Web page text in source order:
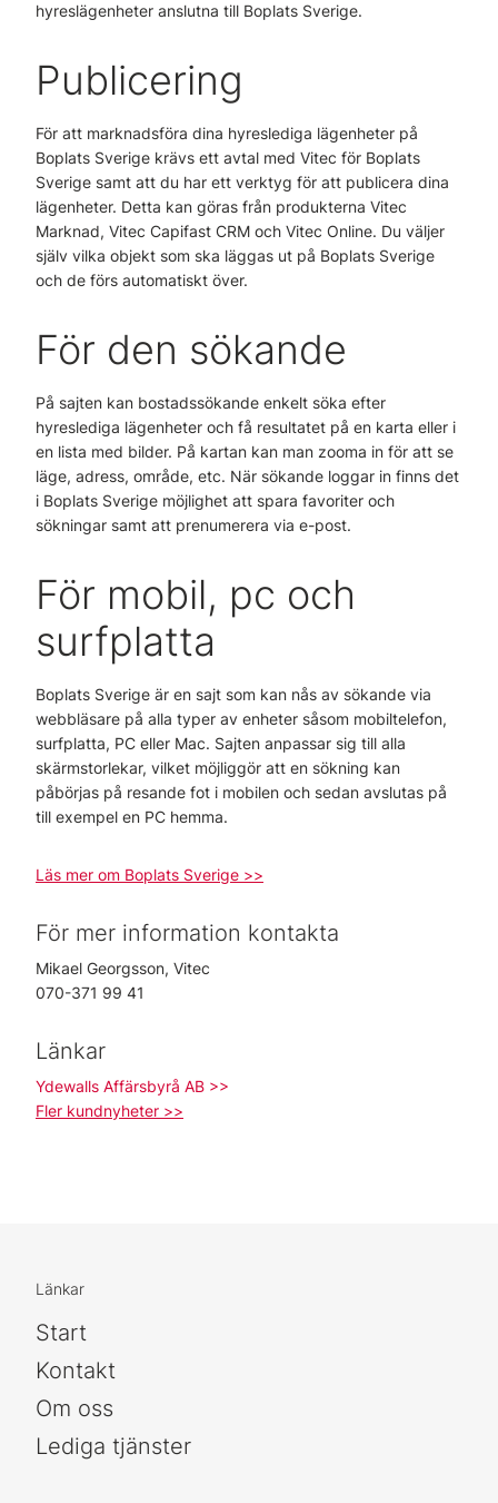
hyreslägenheter anslutna till Boplats Sverige.
Publicering
För att marknadsföra dina hyreslediga lägenheter på
Boplats Sverige krävs ett avtal med Vitec för Boplats
Sverige samt att du har ett verktyg för att publicera dina
lägenheter. Detta kan göras från produkterna Vitec
Marknad, Vitec Capifast CRM och Vitec Online. Du väljer
själv vilka objekt som ska läggas ut på Boplats Sverige
och de förs automatiskt över.
För den sökande
På sajten kan bostadssökande enkelt söka efter
hyreslediga lägenheter och få resultatet på en karta eller i
en lista med bilder. På kartan kan man zooma in för att se
läge, adress, område, etc. När sökande loggar in finns det
i Boplats Sverige möjlighet att spara favoriter och
sökningar samt att prenumerera via e-post.
För mobil, pc och
surfplatta
Boplats Sverige är en sajt som kan nås av sökande via
webbläsare på alla typer av enheter såsom mobiltelefon,
surfplatta, PC eller Mac. Sajten anpassar sig till alla
skärmstorlekar, vilket möjliggör att en sökning kan
påbörjas på resande fot i mobilen och sedan avslutas på
till exempel en PC hemma.
Läs mer om Boplats Sverige >>
För mer information kontakta
Mikael Georgsson, Vitec
070-371 99 41
Länkar
Ydewalls Affärsbyrå AB >>
Fler kundnyheter >>
Länkar
Start
Kontakt
Om oss
Lediga tjänster